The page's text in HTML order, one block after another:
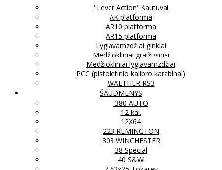
"Lever Action" šautuvai
AK platforma
AR10 platforma
AR15 platforma
Lygiavamzdžiai ginklai
Medžiokliniai graižtviniai
Medžiokliniai lygiavamzdžiai
PCC (pistoletinio kalibro karabinai)
WALTHER RS3
ŠAUDMENYS
.380 AUTO
12 kal.
12X64
223 REMINGTON
308 WINCHESTER
38 Special
40 S&W